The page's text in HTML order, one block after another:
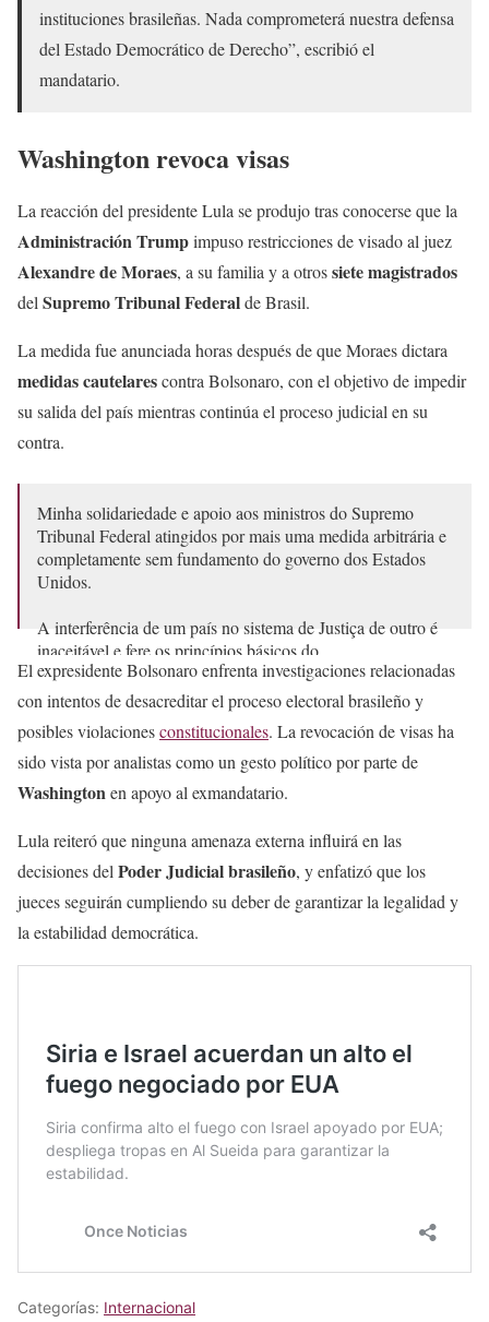
instituciones brasileñas. Nada comprometerá nuestra defensa
del Estado Democrático de Derecho”, escribió el
mandatario.
Washington revoca visas
La reacción del presidenteLula se produjo tras conocerse que la
Administración Trumpimpuso restricciones de visado al juez
Alexandre de Moraes, a su familia y a otrossiete magistrados
del Supremo Tribunal Federalde Brasil.
La medida fue anunciada horas después de que Moraes dictara
medidas cautelarescontra Bolsonaro, con el objetivo de impedir
su salida del país mientras continúa el proceso judicial en su
contra.
Minha solidariedade e apoio aos ministros do Supremo
Tribunal Federal atingidos por mais uma medida arbitrária e
completamente sem fundamento do governo dos Estados
Unidos.
A interferência de um país no sistema de Justiça de outro é
inaceitável e fere os princípios básicos do…
— Lula (@LulaOficial)
July 19, 2025
El expresidente Bolsonaro enfrenta investigaciones relacionadas
con intentos de desacreditar el proceso electoral brasileño y
posibles violacionesconstitucionales. La revocación de visas ha
sido vista por analistas como un gesto político por parte de
Washingtonen apoyo al exmandatario.
Lula reiteró que ninguna amenaza externa influirá en las
decisiones del Poder Judicial brasileño, y enfatizó que los
jueces seguirán cumpliendo su deber de garantizar la legalidad y
la estabilidad democrática.
Categorías: Internacional